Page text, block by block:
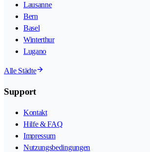
Lausanne
Bern
Basel
Winterthur
Lugano
Alle Städte
Support
Kontakt
Hilfe & FAQ
Impressum
Nutzungsbedingungen